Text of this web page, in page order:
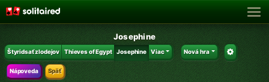
Josephine
Štyridsať zlodejov Thieves of Egypt Josephine Viac Nová hra
Nápoveda Späť